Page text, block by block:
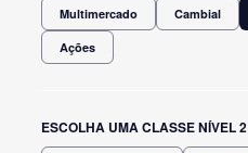
Multimercado Cambial
Ações
ESCOLHA UMA CLASSE NÍVEL 2